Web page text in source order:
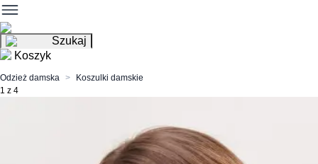
Szukaj
Koszyk
Odzież damska
Koszulki damskie
1 z 4